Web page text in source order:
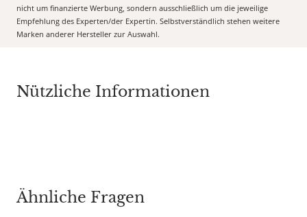
nicht um finanzierte Werbung, sondern ausschließlich um die jeweilige
Empfehlung des Experten/der Expertin. Selbstverständlich stehen weitere
Marken anderer Hersteller zur Auswahl.
Nützliche Informationen
Ähnliche Fragen